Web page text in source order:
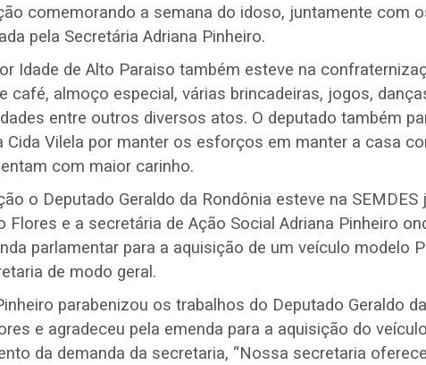
comemorando a semana do idoso, juntamente com
pela Secretária Adriana Pinheiro.
Idade de Alto Paraiso também esteve na
café, almoço especial, várias brincadeiras, jogos,
entre outros diversos atos. O deputado também
Cida Vilela por manter os esforços em manter a casa
com maior carinho.
o Deputado Geraldo da Rondônia esteve na SEMDES
Flores e a secretária de Ação Social Adriana Pinheiro
parlamentar para a aquisição de um veículo modelo
de modo geral.
parabenizou os trabalhos do Deputado Geraldo
e agradeceu pela emenda para a aquisição do
da demanda da secretaria, “Nossa secretaria